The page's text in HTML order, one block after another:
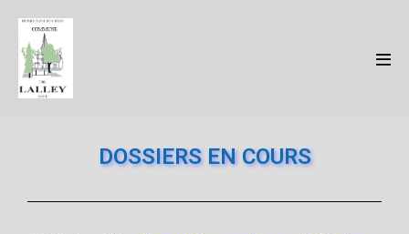
DOSSIERS EN COURS